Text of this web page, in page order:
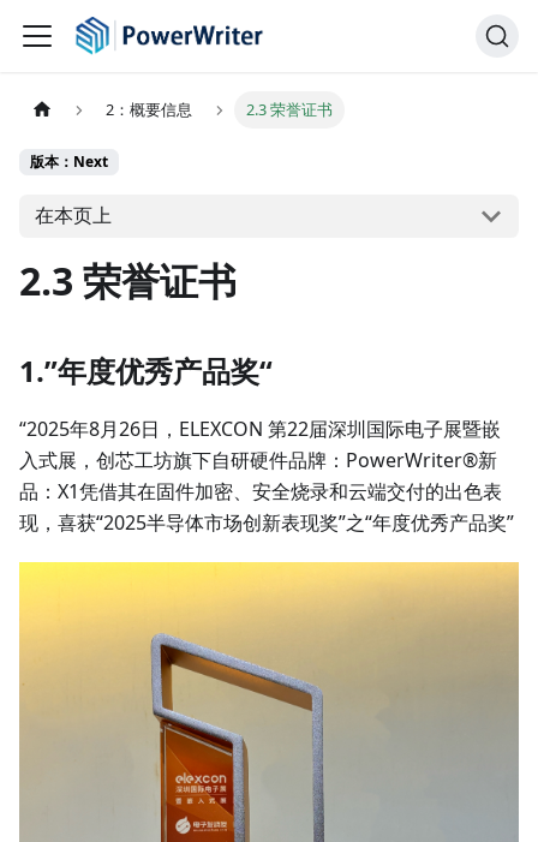
2：概要信息 2.3 荣誉证书
版本：Next
在本页上
2.3 荣誉证书
1.”年度优秀产品奖“
“2025年8月26日，ELEXCON 第22届深圳国际电子展暨嵌
入式展，创芯工坊旗下自研硬件品牌：PowerWriter®新
品：X1凭借其在固件加密、安全烧录和云端交付的出色表
现，喜获“2025半导体市场创新表现奖”之“年度优秀产品奖”